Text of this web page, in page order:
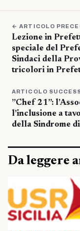
← ARTICOLO
Lezione in
speciale del
Sindaci della
tricolori in
ARTICOLO
”Chef 21”:
l’inclusione a
della Sindrome
Da leggere